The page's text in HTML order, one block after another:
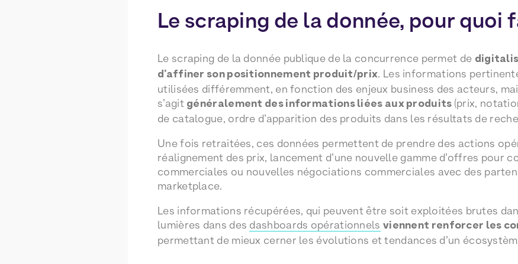
Le scraping de la donnée, pour quoi
Le scraping de la donnée publique de la concurrence permet de
d’affiner son positionnement produit/prix. Les informations
utilisées différemment, en fonction des enjeux business des acteurs,
s’agit généralement des informations liées aux produits (prix,
de catalogue, ordre d’apparition des produits dans les résultats de
Une fois retraitées, ces données permettent de prendre des actions
réalignement des prix, lancement d’une nouvelle gamme d’offres pour
commerciales ou nouvelles négociations commerciales avec des
marketplace.
Les informations récupérées, qui peuvent être soit exploitées brutes
lumières dans des dashboards opérationnels viennent renforcer les
permettant de mieux cerner les évolutions et tendances d’un